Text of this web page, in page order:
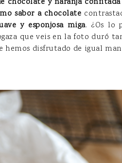
sabor a chocolate
y esponjosa miga. ¿Os lo
que veis en la foto duró
hemos disfrutado de igual